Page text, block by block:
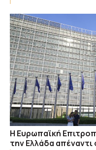
Η Ευρωπαϊκή
την Ελλάδα απέναντι